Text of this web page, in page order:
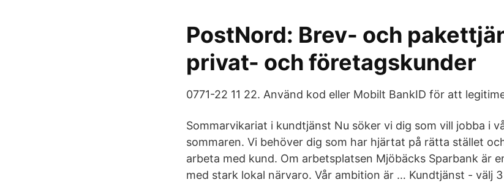
PostNord: Brev- och
privat- och företagskunder
0771-22 11 22. Använd kod eller Mobilt BankID för att
Sommarvikariat i kundtjänst Nu söker vi dig som vill jobba i
sommaren. Vi behöver dig som har hjärtat på rätta stället
arbeta med kund. Om arbetsplatsen Mjöbäcks Sparbank är
med stark lokal närvaro. Vår ambition är … Kundtjänst - välj